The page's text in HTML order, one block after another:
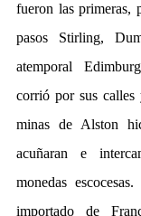
fueron las primeras,
pasos Stirling,
atemporal
corrió por sus
minas de Alston
acuñaran e
monedas
importado de